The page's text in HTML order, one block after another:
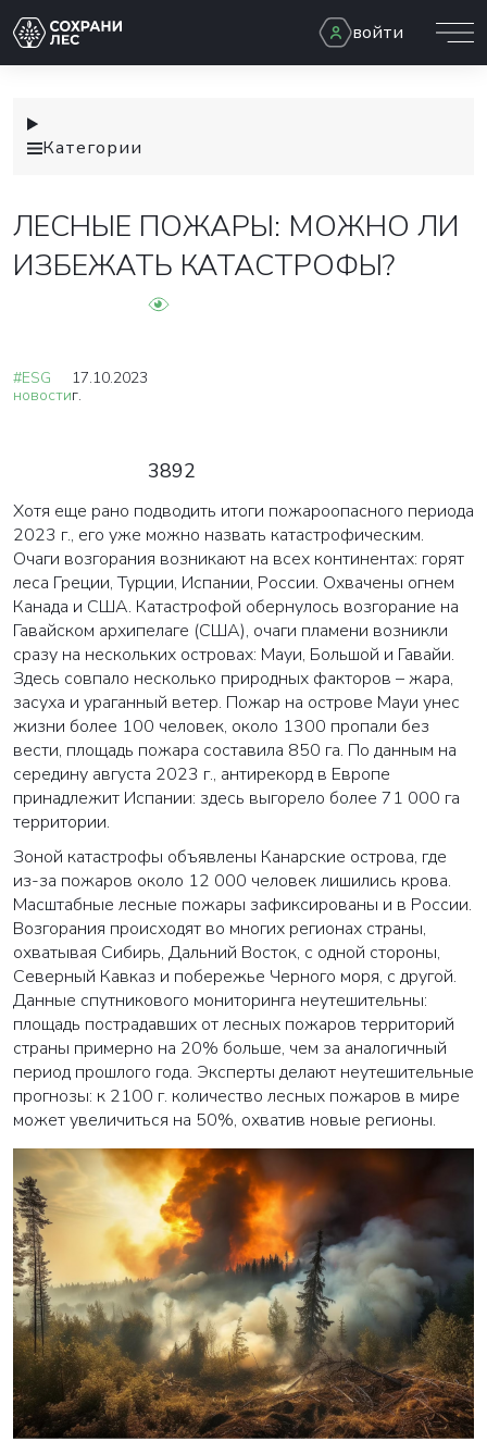
войти
Категории
ЛЕСНЫЕ ПОЖАРЫ: МОЖНО ЛИ
ИЗБЕЖАТЬ КАТАСТРОФЫ?
#ESG
новости
17.10.2023
г.
3892
Хотя еще рано подводить итоги пожароопасного периода
2023 г., его уже можно назвать катастрофическим.
Очаги возгорания возникают на всех континентах: горят
леса Греции, Турции, Испании, России. Охвачены огнем
Канада и США. Катастрофой обернулось возгорание на
Гавайском архипелаге (США), очаги пламени возникли
сразу на нескольких островах: Мауи, Большой и Гавайи.
Здесь совпало несколько природных факторов – жара,
засуха и ураганный ветер. Пожар на острове Мауи унес
жизни более 100 человек, около 1300 пропали без
вести, площадь пожара составила 850 га. По данным на
середину августа 2023 г., антирекорд в Европе
принадлежит Испании: здесь выгорело более 71 000 га
территории.
Зоной катастрофы объявлены Канарские острова, где
из-за пожаров около 12 000 человек лишились крова.
Масштабные лесные пожары зафиксированы и в России.
Возгорания происходят во многих регионах страны,
охватывая Сибирь, Дальний Восток, с одной стороны,
Северный Кавказ и побережье Черного моря, с другой.
Данные спутникового мониторинга неутешительны:
площадь пострадавших от лесных пожаров территорий
страны примерно на 20% больше, чем за аналогичный
период прошлого года. Эксперты делают неутешительные
прогнозы: к 2100 г. количество лесных пожаров в мире
может увеличиться на 50%, охватив новые регионы.